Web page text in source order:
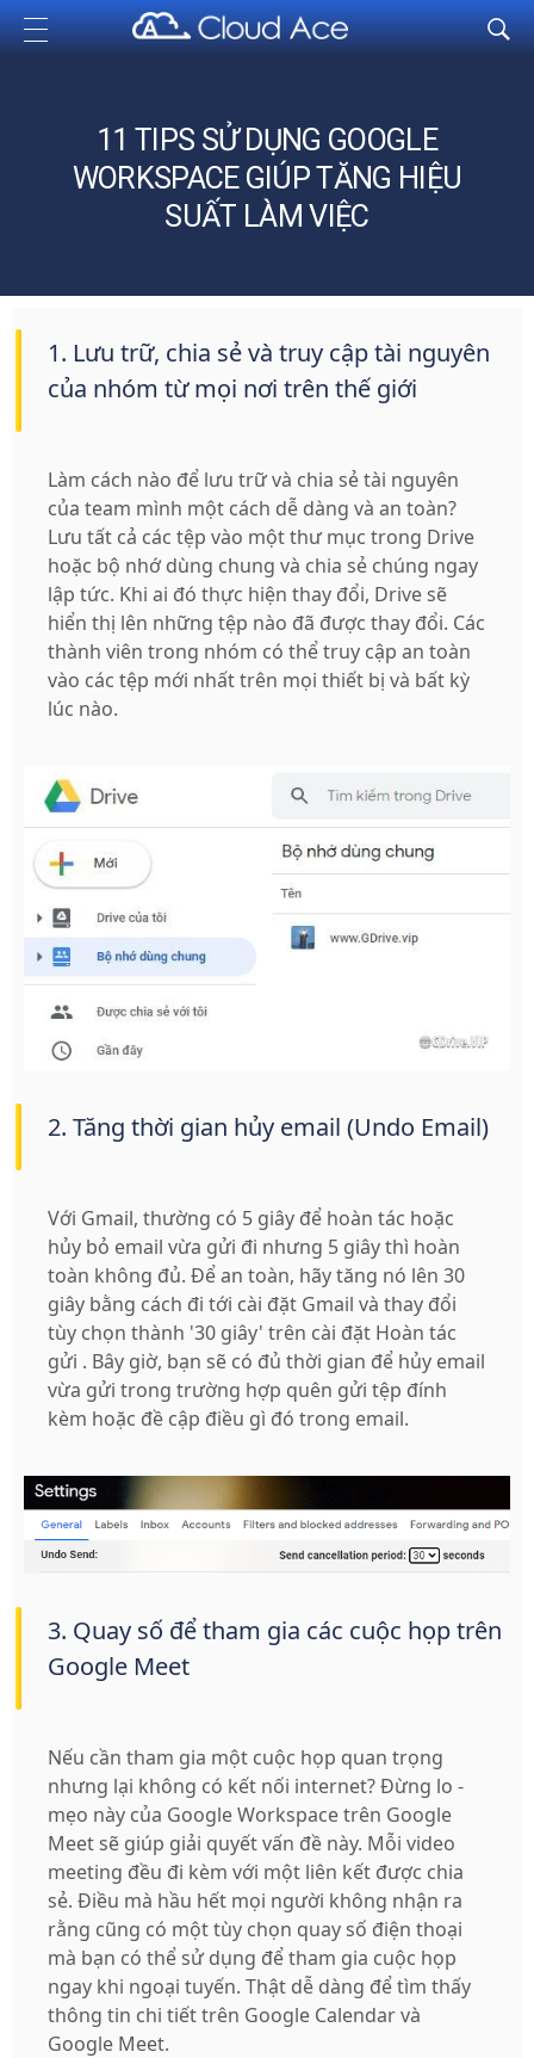
Cloud Ace
Nhà cung cấp giải pháp trên GCP cho doanh nghiệp
11 TIPS SỬ DỤNG GOOGLE
WORKSPACE GIÚP TĂNG HIỆU
SUẤT LÀM VIỆC
1. Lưu trữ, chia sẻ và truy cập tài nguyên
của nhóm từ mọi nơi trên thế giới
Làm cách nào để lưu trữ và chia sẻ tài nguyên
của team mình một cách dễ dàng và an toàn?
Lưu tất cả các tệp vào một thư mục trong Drive
hoặc bộ nhớ dùng chung và chia sẻ chúng ngay
lập tức. Khi ai đó thực hiện thay đổi, Drive sẽ
hiển thị lên những tệp nào đã được thay đổi. Các
thành viên trong nhóm có thể truy cập an toàn
vào các tệp mới nhất trên mọi thiết bị và bất kỳ
lúc nào.
2. Tăng thời gian hủy email (Undo Email)
Với Gmail, thường có 5 giây để hoàn tác hoặc
hủy bỏ email vừa gửi đi nhưng 5 giây thì hoàn
toàn không đủ. Để an toàn, hãy tăng nó lên 30
giây bằng cách đi tới cài đặt Gmail và thay đổi
tùy chọn thành '30 giây' trên cài đặt Hoàn tác
gửi . Bây giờ, bạn sẽ có đủ thời gian để hủy email
vừa gửi trong trường hợp quên gửi tệp đính
kèm hoặc đề cập điều gì đó trong email.
3. Quay số để tham gia các cuộc họp trên
Google Meet
Nếu cần tham gia một cuộc họp quan trọng
nhưng lại không có kết nối internet? Đừng lo -
mẹo này của Google Workspace trên Google
Meet sẽ giúp giải quyết vấn đề này. Mỗi video
meeting đều đi kèm với một liên kết được chia
sẻ. Điều mà hầu hết mọi người không nhận ra
rằng cũng có một tùy chọn quay số điện thoại
mà bạn có thể sử dụng để tham gia cuộc họp
ngay khi ngoại tuyến. Thật dễ dàng để tìm thấy
thông tin chi tiết trên Google Calendar và
Google Meet.